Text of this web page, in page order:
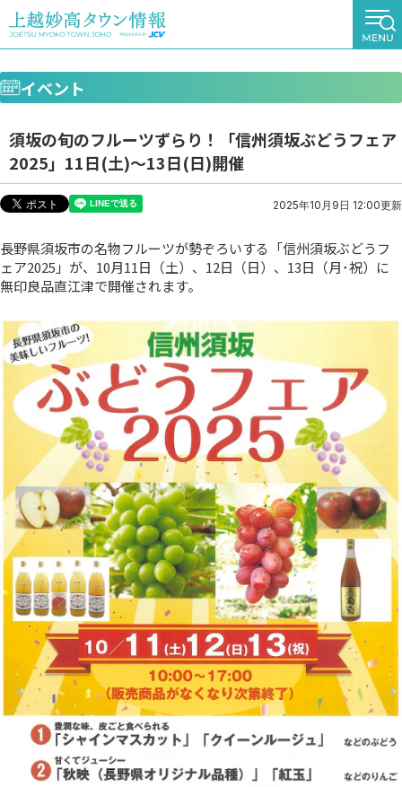
イベント
須坂の旬のフルーツずらり！「信州須坂ぶどうフェア
2025」11日(土)～13日(日)開催
2025年10月9日 12:00更新
長野県須坂市の名物フルーツが勢ぞろいする「信州須坂ぶどうフ
ェア2025」が、10月11日（土）、12日（日）、13日（月･祝）に
無印良品直江津で開催されます。